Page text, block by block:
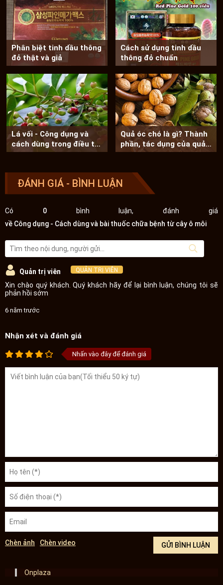
Phân biệt tinh dầu thông
đỏ thật và giả
Cách sử dụng tinh dầu
thông đỏ chuẩn
Lá vối - Công dụng và
cách dùng trong điều trị
bệnh
Quả óc chó là gì? Thành
phần, tác dụng của quả
óc chó
ĐÁNH GIÁ - BÌNH LUẬN
Có 0bình luận, đánh giá
về Công dụng - Cách dùng và bài thuốc chữa bệnh từ cây ô môi
Quản trị viên QUẢN TRỊ VIÊN
Xin chào quý khách. Quý khách hãy để lại bình luận, chúng tôi sẽ
phản hồi sớm
6 năm trước
Nhận xét và đánh giá
Nhấn vào đây để đánh giá
Chèn ảnh Chèn video
Onplaza